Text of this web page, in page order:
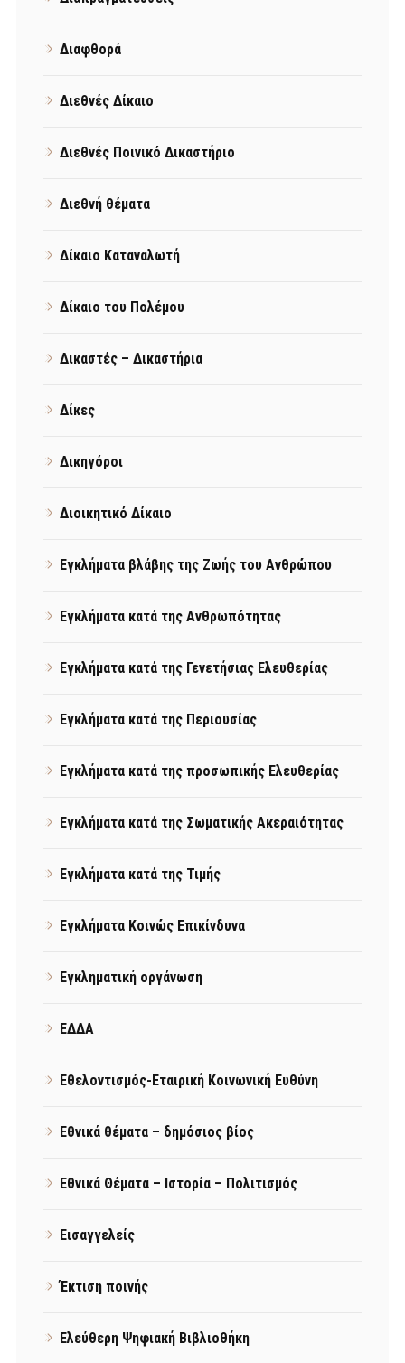
Διαφθορά
Διεθνές Δίκαιο
Διεθνές Ποινικό Δικαστήριο
Διεθνή θέματα
Δίκαιο Καταναλωτή
Δίκαιο του Πολέμου
Δικαστές – Δικαστήρια
Δίκες
Δικηγόροι
Διοικητικό Δίκαιο
Εγκλήματα βλάβης της Ζωής του Ανθρώπου
Εγκλήματα κατά της Ανθρωπότητας
Εγκλήματα κατά της Γενετήσιας Ελευθερίας
Εγκλήματα κατά της Περιουσίας
Εγκλήματα κατά της προσωπικής Ελευθερίας
Εγκλήματα κατά της Σωματικής Ακεραιότητας
Εγκλήματα κατά της Τιμής
Εγκλήματα Κοινώς Επικίνδυνα
Εγκληματική οργάνωση
ΕΔΔΑ
Εθελοντισμός-Εταιρική Κοινωνική Ευθύνη
Εθνικά θέματα – δημόσιος βίος
Εθνικά Θέματα – Ιστορία – Πολιτισμός
Εισαγγελείς
Έκτιση ποινής
Ελεύθερη Ψηφιακή Βιβλιοθήκη